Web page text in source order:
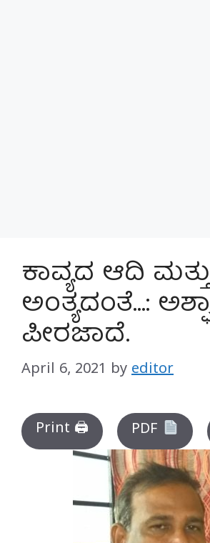
ಕಾವ್ಯದ ಆದಿ ಮತ್ತು
ಅಂತ್ಯದಂತೆ…:
ಪೀರಜಾದೆ.
April 6, 2021 by editor
Print 🖨 PDF